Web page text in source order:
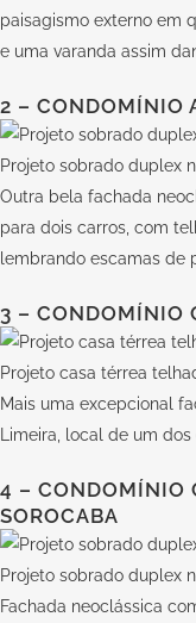
paisagismo externo em
e uma varanda assim
2 – CONDOMÍNIO
Projeto sobrado duplex
Outra bela fachada
para dois carros, com
lembrando escamas de
3 – CONDOMÍNIO
Projeto casa térrea
Mais uma excepcional
Limeira, local de um
4 – CONDOMÍNIO
SOROCABA
Projeto sobrado duplex
Fachada neoclássica